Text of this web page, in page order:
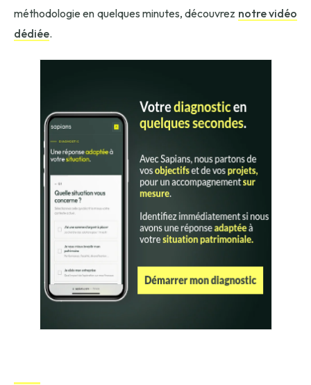
méthodologie en quelques minutes, découvrez notre vidéo
dédiée.